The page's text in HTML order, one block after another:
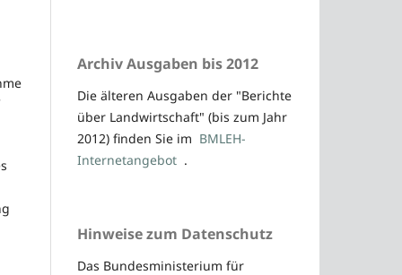
Archiv Ausgaben bis 2012
Die älteren Ausgaben der "Berichte
über Landwirtschaft" (bis zum Jahr
2012) finden Sie im BMLEH-
Internetangebot .
Hinweise zum Datenschutz
Das Bundesministerium für